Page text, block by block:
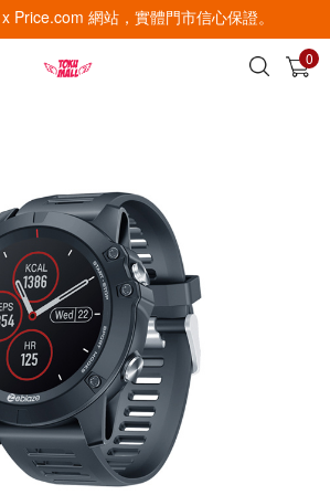
Price.com 網站，實體門市信心保證。
0
查看